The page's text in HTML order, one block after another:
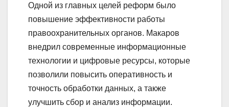
Одной из главных целей реформ было
повышение эффективности работы
правоохранительных органов. Макаров
внедрил современные информационные
технологии и цифровые ресурсы, которые
позволили повысить оперативность и
точность обработки данных, а также
улучшить сбор и анализ информации.